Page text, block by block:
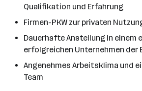
Qualifikation und Erfahrung
Firmen-PKW zur privaten
Dauerhafte Anstellung in einem
erfolgreichen Unternehmen der
Angenehmes Arbeitsklima und
Team